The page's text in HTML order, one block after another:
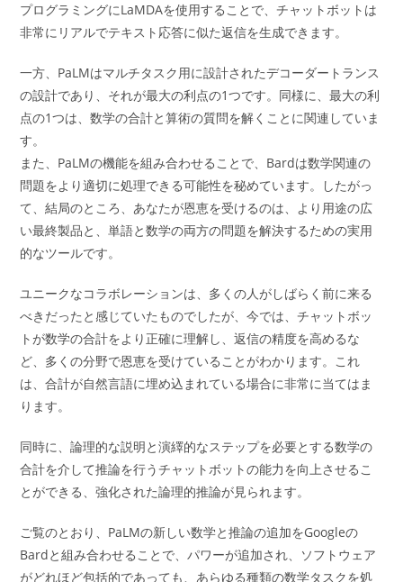
プログラミングにLaMDAを使用することで、チャットボットは
非常にリアルでテキスト応答に似た返信を生成できます。
一方、PaLMはマルチタスク用に設計されたデコーダートランス
の設計であり、それが最大の利点の1つです。同様に、最大の利
点の1つは、数学の合計と算術の質問を解くことに関連していま
す。
また、PaLMの機能を組み合わせることで、Bardは数学関連の
問題をより適切に処理できる可能性を秘めています。したがっ
て、結局のところ、あなたが恩恵を受けるのは、より用途の広
い最終製品と、単語と数学の両方の問題を解決するための実用
的なツールです。
ユニークなコラボレーションは、多くの人がしばらく前に来る
べきだったと感じていたものでしたが、今では、チャットボッ
トが数学の合計をより正確に理解し、返信の精度を高めるな
ど、多くの分野で恩恵を受けていることがわかります。これ
は、合計が自然言語に埋め込まれている場合に非常に当てはま
ります。
同時に、論理的な説明と演繹的なステップを必要とする数学の
合計を介して推論を行うチャットボットの能力を向上させるこ
とができる、強化された論理的推論が見られます。
ご覧のとおり、PaLMの新しい数学と推論の追加をGoogleの
Bardと組み合わせることで、パワーが追加され、ソフトウェア
がどれほど包括的であっても、あらゆる種類の数学タスクを処